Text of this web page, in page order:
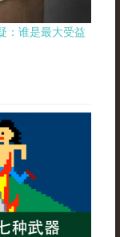
：谁是最大受益